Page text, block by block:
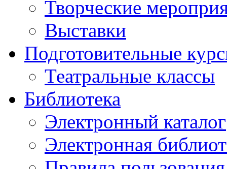
Творческие
Выставки
Подготовительные
Театральные классы
Библиотека
Электронный каталог
Электронная